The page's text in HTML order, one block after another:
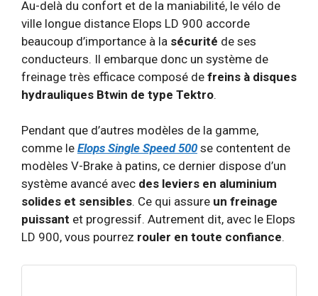
Au-delà du confort et de la maniabilité, le vélo de
ville longue distance Elops LD 900 accorde
beaucoup d’importance à la sécurité de ses
conducteurs. Il embarque donc un système de
freinage très efficace composé de freins à disques
hydrauliques Btwin de type Tektro.
Pendant que d’autres modèles de la gamme,
comme le Elops Single Speed 500 se contentent de
modèles V-Brake à patins, ce dernier dispose d’un
système avancé avec des leviers en aluminium
solides et sensibles. Ce qui assure un freinage
puissant et progressif. Autrement dit, avec le Elops
LD 900, vous pourrez rouler en toute confiance.